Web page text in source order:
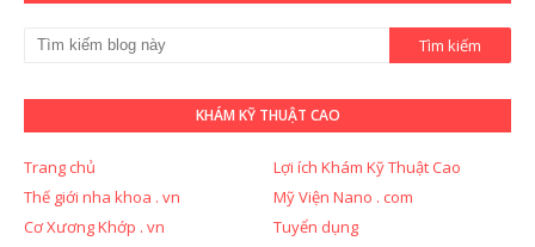
KHÁM KỸ THUẬT CAO
Trang chủ
Lợi ích Khám Kỹ Thuật Cao
Thế giới nha khoa . vn
Mỹ Viện Nano . com
Cơ Xương Khớp . vn
Tuyển dụng